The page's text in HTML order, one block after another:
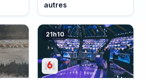
autres
21h10